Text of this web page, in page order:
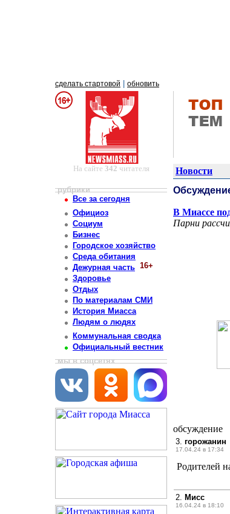
сделать стартовой обновить
На сайте 342 читателя Новости
рубрики
Все за сегодня
Официоз
Социум
Бизнес
Городское хозяйство
Среда обитания
Дежурная часть 16+
Здоровье
Отдых
По материалам СМИ
История Миасса
Людям о людях
Коммунальная сводка
Официальный вестник
мы в соцсетях
В Миассе
Парни
обсуждение
3. горожанин
17.04.24 в 17:34
Родителей
2. Мисс
16.04.24 в 18:10